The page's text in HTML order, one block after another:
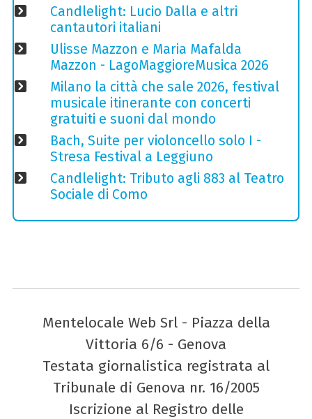
Candlelight: Lucio Dalla e altri
cantautori italiani
Ulisse Mazzon e Maria Mafalda
Mazzon - LagoMaggioreMusica 2026
Milano la città che sale 2026, festival
musicale itinerante con concerti
gratuiti e suoni dal mondo
Bach, Suite per violoncello solo I -
Stresa Festival a Leggiuno
Candlelight: Tributo agli 883 al Teatro
Sociale di Como
Mentelocale Web Srl - Piazza della
Vittoria 6/6 - Genova
Testata giornalistica registrata al
Tribunale di Genova nr. 16/2005
Iscrizione al Registro delle